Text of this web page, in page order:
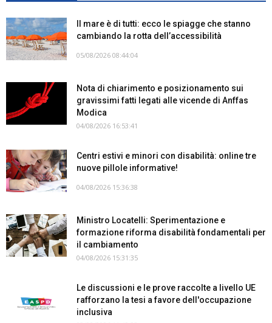
Il mare è di tutti: ecco le spiagge che stanno
cambiando la rotta dell’accessibilità
05/08/2026 08:44:04
Nota di chiarimento e posizionamento sui
gravissimi fatti legati alle vicende di Anffas
Modica
04/08/2026 16:53:41
Centri estivi e minori con disabilità: online tre
nuove pillole informative!
04/08/2026 15:36:38
Ministro Locatelli: Sperimentazione e
formazione riforma disabilità fondamentali per
il cambiamento
04/08/2026 15:31:35
Le discussioni e le prove raccolte a livello UE
rafforzano la tesi a favore dell'occupazione
inclusiva